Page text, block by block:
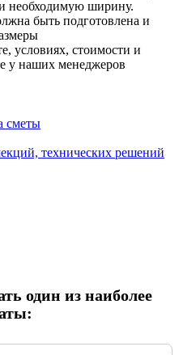
необходимую ширину.
быть подготовлена и
условиях, стоимости и
у наших менеджеров
сметы
технических решений
один из наиболее